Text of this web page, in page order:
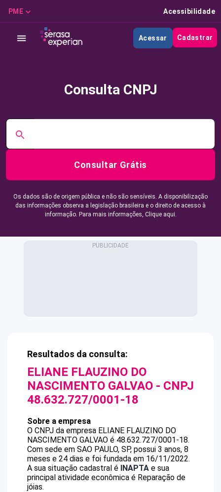
PME Acessibilidade
Acessar Cadastrar
Consulta CNPJ
Consultar Grátis
Os dados são de origem pública e não são sensíveis. A disponibilização
das informações observa a legislação brasileira e o direito de acesso à
informação. Para mais informações, Clique aqui.
Resultados da consulta:
ELIANE FLAUZINO DO
NASCIMENTO GALVAO - CNPJ
48.632.727/0001-18
Sobre a empresa
O CNPJ da empresa ELIANE FLAUZINO DO
NASCIMENTO GALVAO é 48.632.727/0001-18.
Com sede em SAO PAULO, SP, possui 3 anos, 8
meses e 24 dias e foi fundada em 16/11/2022.
A sua situação cadastral é INAPTA e sua
principal atividade econômica é Reparação de
jóias.